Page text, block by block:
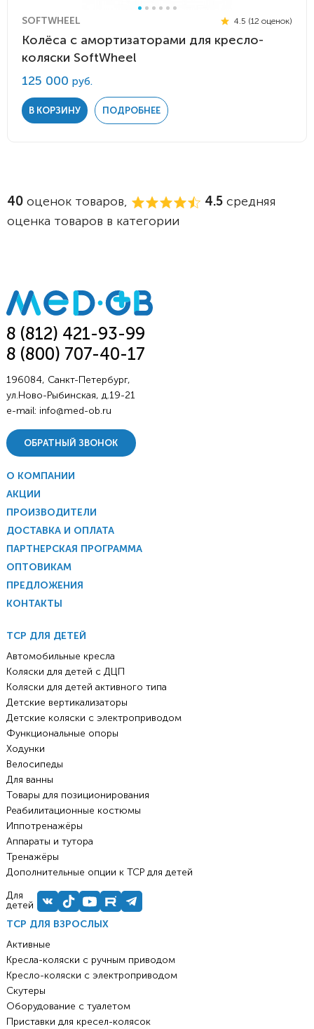
SOFTWHEEL 4.5 (12 оценок)
Колёса с амортизаторами для кресло-
коляски SoftWheel
125 000 руб.
В КОРЗИНУ ПОДРОБНЕЕ
40 оценок товаров, 4.5 средняя
оценка товаров в категории
8 (812) 421-93-99
8 (800) 707-40-17
196084, Санкт-Петербург,
ул.Ново-Рыбинская, д.19-21
e-mail: info@med-ob.ru
ОБРАТНЫЙ ЗВОНОК
О КОМПАНИИ
АКЦИИ
ПРОИЗВОДИТЕЛИ
ДОСТАВКА И ОПЛАТА
ПАРТНЕРСКАЯ ПРОГРАММА
ОПТОВИКАМ
ПРЕДЛОЖЕНИЯ
КОНТАКТЫ
ТСР ДЛЯ ВЗРОСЛЫХ
Активные
Кресла-коляски с ручным приводом
Кресло-коляски с электроприводом
Скутеры
Оборудование с туалетом
Приставки для кресел-колясок
ТСР ДЛЯ ДЕТЕЙ
Автомобильные кресла
Коляски для детей с ДЦП
Коляски для детей активного типа
Детские вертикализаторы
Детские коляски с электроприводом
Функциональные опоры
Ходунки
Велосипеды
Для ванны
Товары для позиционирования
Реабилитационные костюмы
Иппотренажёры
Аппараты и тутора
Тренажёры
Дополнительные опции к ТСР для детей
Для
детей